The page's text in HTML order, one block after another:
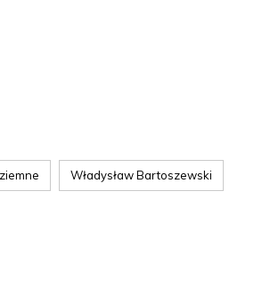
Władysław Bartoszewski